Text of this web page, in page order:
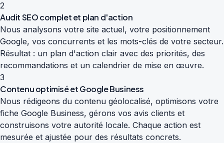
2
Audit SEO complet et plan d'action
Nous analysons votre site actuel, votre positionnement
Google, vos concurrents et les mots-clés de votre secteur.
Résultat : un plan d'action clair avec des priorités, des
recommandations et un calendrier de mise en œuvre.
3
Contenu optimisé et Google Business
Nous rédigeons du contenu géolocalisé, optimisons votre
fiche Google Business, gérons vos avis clients et
construisons votre autorité locale. Chaque action est
mesurée et ajustée pour des résultats concrets.